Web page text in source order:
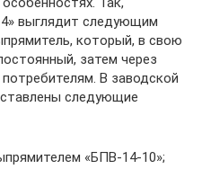
выглядит следующим
который, в свою
затем через
В заводской
следующие
«БПВ-14-10»;